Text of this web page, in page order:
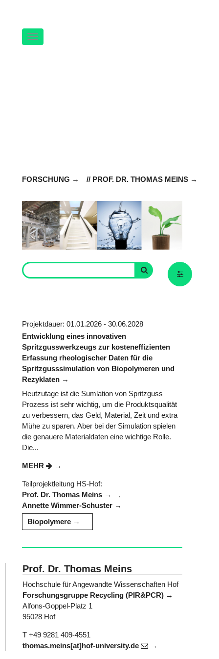
Navigation
FORSCHUNG // PROF. DR. THOMAS MEINS
Projektdauer: 01.01.2026 - 30.06.2028
Entwicklung eines innovativen
Spritzgusswerkzeugs zur kosteneffizienten
Erfassung rheologischer Daten für die
Spritzgusssimulation von Biopolymeren und
Rezyklaten
Heutzutage ist die Sumlation von Spritzguss
Prozess ist sehr wichtig, um die Produktsqualität
zu verbessern, das Geld, Material, Zeit und extra
Mühe zu sparen. Aber bei der Simulation spielen
die genauere Materialdaten eine wichtige Rolle.
Die...
MEHR
Teilprojektleitung HS-Hof:
Prof. Dr. Thomas Meins
,
Annette Wimmer-Schuster
Biopolymere
Prof. Dr. Thomas Meins
Hochschule für Angewandte Wissenschaften Hof
Forschungsgruppe Recycling (PIR&PCR)
Alfons-Goppel-Platz 1
95028 Hof
T +49 9281 409-4551
thomas.meins[at]hof-university.de